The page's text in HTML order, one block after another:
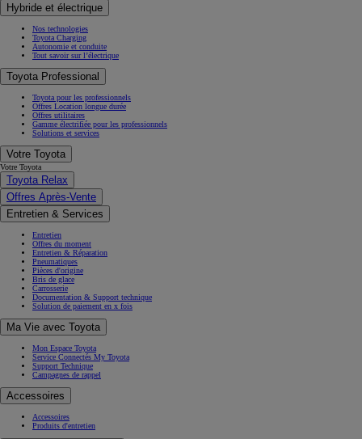
Hybride et électrique
Nos technologies
Toyota Charging
Autonomie et conduite
Tout savoir sur l’électrique
Toyota Professional
Toyota pour les professionnels
Offres Location longue durée
Offres utilitaires
Gamme électrifiée pour les professionnels
Solutions et services
Votre Toyota
Votre Toyota
Toyota Relax
Offres Après-Vente
Entretien & Services
Entretien
Offres du moment
Entretien & Réparation
Pneumatiques
Pièces d'origine
Bris de glace
Carrosserie
Documentation & Support technique
Solution de paiement en x fois
Ma Vie avec Toyota
Mon Espace Toyota
Service Connectés My Toyota
Support Technique
Campagnes de rappel
Accessoires
Accessoires
Produits d'entretien